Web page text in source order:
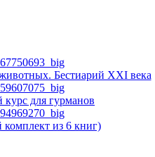
Бестиарий XXI века
для гурманов
из 6 книг)